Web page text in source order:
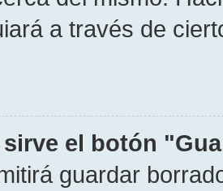
a través de
sirve el botón
guardar